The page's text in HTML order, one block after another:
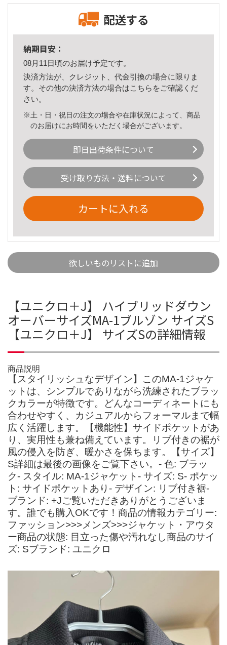
配送する
納期目安：
08月11日頃のお届け予定です。
決済方法が、クレジット、代金引換の場合に限りま
す。その他の決済方法の場合はこちら をご確認くだ
さい。
※土・日・祝日の注文の場合や在庫状況によって、商品
のお届けにお時間をいただく場合がございます。
即日出荷条件について
受け取り方法・送料について
カートに入れる
欲しいものリストに追加
【ユニクロ＋J】 ハイブリッドダウン
オーバーサイズMA-1ブルゾン サイズS
【ユニクロ＋J】 サイズSの詳細情報
商品説明
【スタイリッシュなデザイン】このMA-1ジャケ
ットは、シンプルでありながら洗練されたブラッ
クカラーが特徴です。どんなコーディネートにも
合わせやすく、カジュアルからフォーマルまで幅
広く活躍します。【機能性】サイドポケットがあ
り、実用性も兼ね備えています。リブ付きの裾が
風の侵入を防ぎ、暖かさを保ちます。【サイズ】
S詳細は最後の画像をご覧下さい。- 色: ブラッ
ク- スタイル: MA-1ジャケット- サイズ: S- ポケッ
ト: サイドポケットあり- デザイン: リブ付き裾-
ブランド: +Jご覧いただきありがとうございま
す。誰でも購入OKです！商品の情報カテゴリー:
ファッション>>>メンズ>>>ジャケット・アウタ
ー商品の状態: 目立った傷や汚れなし商品のサイ
ズ: Sブランド: ユニクロ